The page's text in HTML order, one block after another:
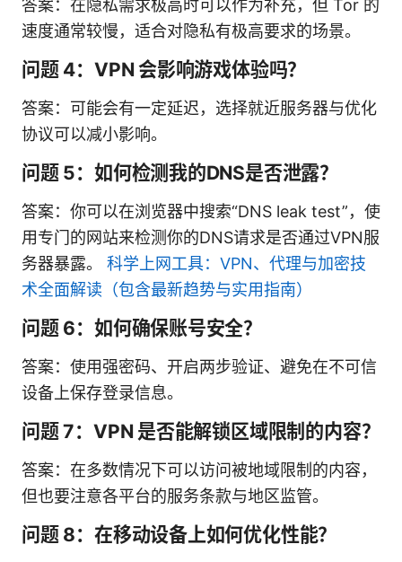
答案：在隐私需求极高时可以作为补充，但 Tor 的
速度通常较慢，适合对隐私有极高要求的场景。
问题 4：VPN 会影响游戏体验吗？
答案：可能会有一定延迟，选择就近服务器与优化
协议可以减小影响。
问题 5：如何检测我的DNS是否泄露？
答案：你可以在浏览器中搜索“DNS leak test”，使
用专门的网站来检测你的DNS请求是否通过VPN服
务器暴露。 科学上网工具：VPN、代理与加密技
术全面解读（包含最新趋势与实用指南）
问题 6：如何确保账号安全？
答案：使用强密码、开启两步验证、避免在不可信
设备上保存登录信息。
问题 7：VPN 是否能解锁区域限制的内容？
答案：在多数情况下可以访问被地域限制的内容，
但也要注意各平台的服务条款与地区监管。
问题 8：在移动设备上如何优化性能？